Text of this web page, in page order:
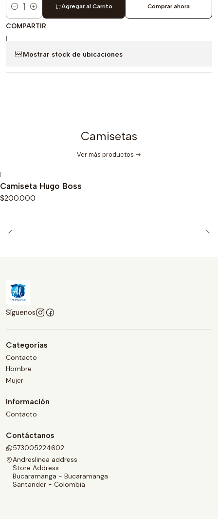
Cantidad
Agregar al Carrito Comprar ahora
COMPARTIR
|
Mostrar stock de ubicaciones
Camisetas
Ver más productos
|
Camiseta Hugo Boss
$200.000
Síguenos
Categorías
Contacto
Hombre
Mujer
Información
Contacto
Contáctanos
573005224602
Andreslinea address
Store Address
Bucaramanga - Bucaramanga
Santander - Colombia